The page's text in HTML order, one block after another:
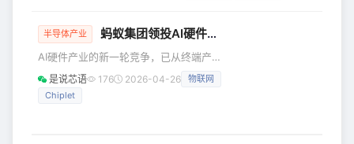
向维度”上也实现集成
单：头部存储与AI芯片公司继续高歌猛进，而部分传统设计与
周期共同驱动的业绩大考中，谁在真正兑现增长，谁又仍在蓄
力？ 从营
半导体产业 蚂蚁集团领投AI硬件底层方案企业，
AI硬件产业的新一轮竞争，已从终端产
品比拼，下沉到底层技术的硬核较量。
家深耕AI硬件底层方案的企业勇芯科技
是说芯语 176 2026-04-26
物联网
Chiplet